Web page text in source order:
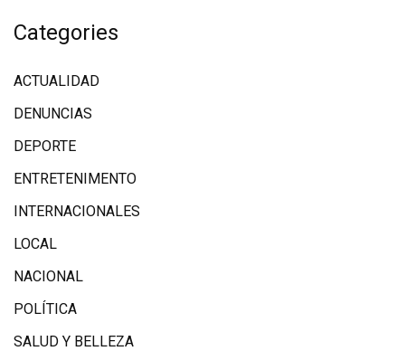
Categories
ACTUALIDAD
DENUNCIAS
DEPORTE
ENTRETENIMENTO
INTERNACIONALES
LOCAL
NACIONAL
POLÍTICA
SALUD Y BELLEZA